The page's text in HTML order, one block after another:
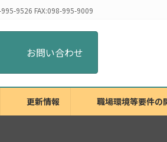
9526 FAX:098-995-9009
お問い合わせ
更新情報 職場環境等要件の